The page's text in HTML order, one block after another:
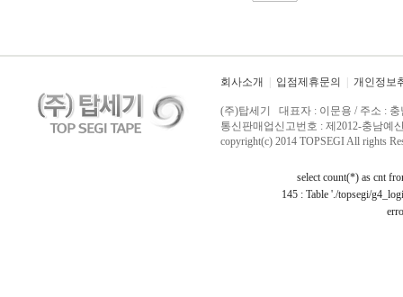
회사소개 입점제휴문의 개인정보
(주)탑세기 대표자 : 이문용 / 주소 : 충
통신판매업신고번호 : 제2012-충남예
copyright(c) 2014 TOPSEGI All rights
select count(*) as cnt
145 : Table './topsegi/